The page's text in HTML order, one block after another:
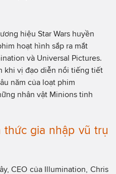
hiệu Star Wars huyền
hoạt hình sắp ra mắt
và Universal Pictures.
khi vị đạo diễn nổi tiếng tiết
năm của loạt phim
nhân vật Minions tinh
thức gia nhập vũ trụ
CEO của Illumination, Chris